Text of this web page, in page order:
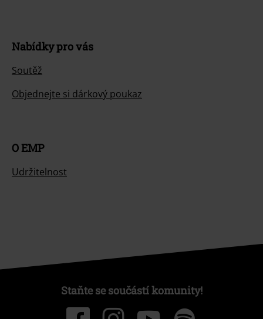
Nabídky pro vás
Soutěž
Objednejte si dárkový poukaz
O EMP
Udržitelnost
Staňte se součástí komunity!